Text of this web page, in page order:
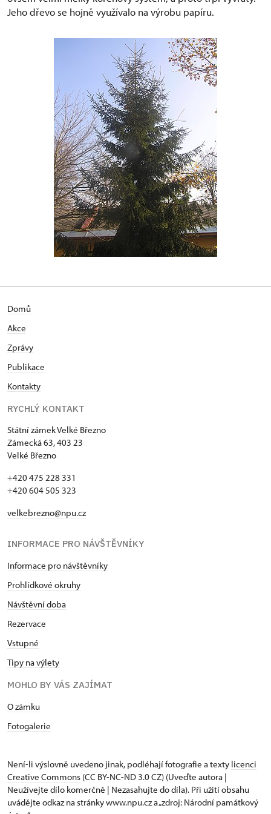
Jeho dřevo se hojně využívalo na výrobu papíru.
Domů
Akce
Zprávy
Publikace
Kontakty
RYCHLÝ KONTAKT
Státní zámek Velké Březno
Zámecká 63, 403 23
Velké Březno
+420 475 228 331
+420 604 505 323
velkebrezno@npu.cz
INFORMACE PRO NÁVŠTĚVNÍKY
Informace pro návštěvníky
Prohlídkové okruhy
Návštěvní doba
Rezervace
Vstupné
Tipy na výlety
MOHLO BY VÁS ZAJÍMAT
O zámku
Fotogalerie
Není-li výslovně uvedeno jinak, podléhají fotografie a texty licenci
Creative Commons (CC BY-NC-ND 3.0 CZ) (Uveďte autora |
Neužívejte dílo komerčně | Nezasahujte do díla). Při užití obsahu
uvádějte odkaz na stránky www.npu.cz a „zdroj: Národní památkový